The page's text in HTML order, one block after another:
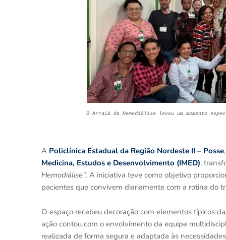
O Arraiá da Hemodiálise levou um momento
A Policlínica Estadual da Região Nordeste II – Posse
Medicina, Estudos e Desenvolvimento (IMED),
Hemodiálise”. A iniciativa teve como objetivo
pacientes que convivem diariamente com a rotina do
O espaço recebeu decoração com elementos típicos
ação contou com o envolvimento da equipe
realizada de forma segura e adaptada às